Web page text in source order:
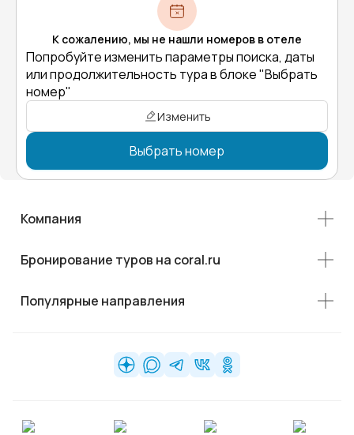
К сожалению, мы не нашли номеров в отеле
Попробуйте изменить параметры поиска, даты
или продолжительность тура в блоке "Выбрать
номер"
Изменить
Выбрать номер
Компания
Бронирование туров на coral.ru
Популярные направления